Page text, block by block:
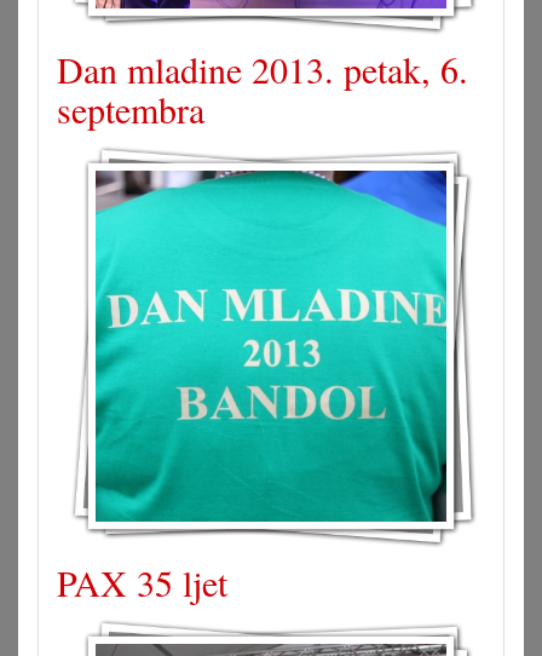
Dan mladine 2013. petak, 6.
septembra
PAX 35 ljet